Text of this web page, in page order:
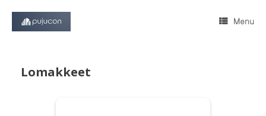
content
Menu
Lomakkeet